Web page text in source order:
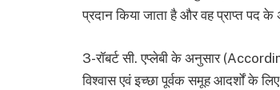
प्रदान किया जाता है और वह प्राप्त पद के
3-रॉबर्ट सी. एप्लेबी के अनुसार
विश्वास एवं इच्छा पूर्वक समूह आदर्शों के